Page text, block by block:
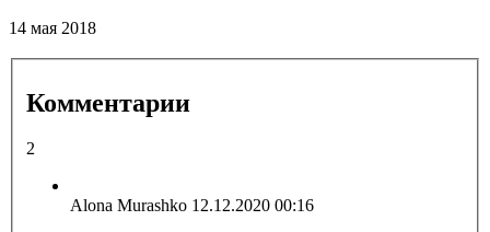
14 мая 2018
Комментарии
2
Alona Murashko 12.12.2020 00:16